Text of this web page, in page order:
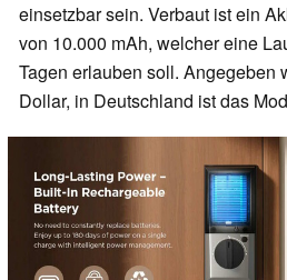
einsetzbar sein. Verbaut ist ein
von 10.000 mAh, welcher eine
Tagen erlauben soll. Angegeben
Dollar, in Deutschland ist das